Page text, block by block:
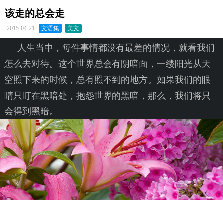
该走的总会走
2015-04-21 文语集 美文
人生当中，每件事情都没有最差的情况，就看我们
怎么去对待。这个世界总会有阴暗面，一缕阳光从天
空照下来的时候，总有照不到的地方。如果我们的眼
睛只盯在黑暗处，抱怨世界的黑暗，那么，我们将只
会得到黑暗。